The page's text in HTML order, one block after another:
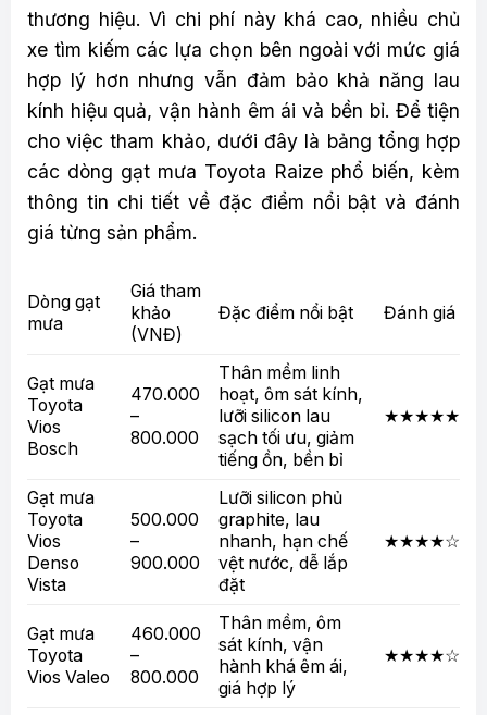
thương hiệu. Vì chi phí này khá cao, nhiều chủ
xe tìm kiếm các lựa chọn bên ngoài với mức giá
hợp lý hơn nhưng vẫn đảm bảo khả năng lau
kính hiệu quả, vận hành êm ái và bền bỉ. Để tiện
cho việc tham khảo, dưới đây là bảng tổng hợp
các dòng gạt mưa Toyota Raize phổ biến, kèm
thông tin chi tiết về đặc điểm nổi bật và đánh
giá từng sản phẩm.
Dòng gạt
mưa
Giá tham
khảo
(VNĐ)
Đặc điểm nổi bật Đánh giá
Gạt mưa
Toyota
Vios
Bosch
470.000
–
800.000
Thân mềm linh
hoạt, ôm sát kính,
lưỡi silicon lau
sạch tối ưu, giảm
tiếng ồn, bền bỉ
★★★★★
Gạt mưa
Toyota
Vios
Denso
Vista
500.000
–
900.000
Lưỡi silicon phủ
graphite, lau
nhanh, hạn chế
vệt nước, dễ lắp
đặt
★★★★☆
Gạt mưa
Toyota
Vios Valeo
460.000
–
800.000
Thân mềm, ôm
sát kính, vận
hành khá êm ái,
giá hợp lý
★★★★☆